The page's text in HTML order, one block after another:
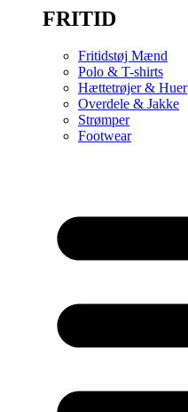
FRITID
Fritidstøj Mænd
Polo & T-shirts
Hættetrøjer & Huer
Overdele & Jakke
Strømper
Footwear